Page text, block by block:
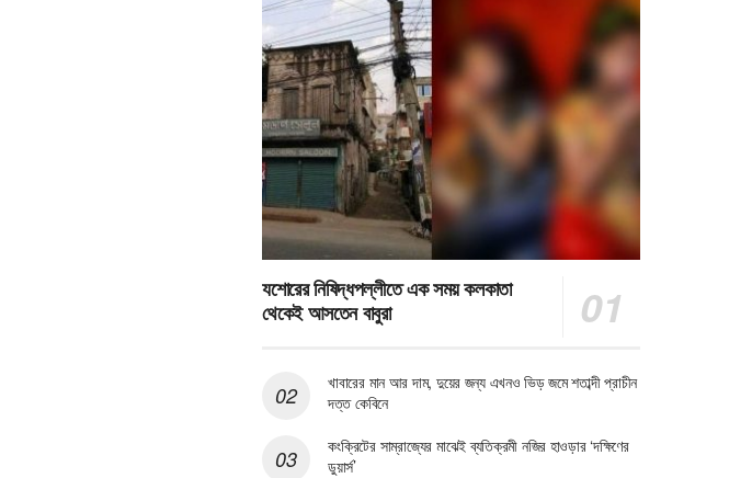
যশোরের নিষিদ্ধপল্লীতে এক সময় কলকাতা
থেকেই আসতেন বাবুরা
খাবারের মান আর দাম, দুয়ের জন্য এখনও ভিড় জমে শতাব্দী প্রাচীন
দত্ত কেবিনে
কংক্রিটের সাম্রাজ্যের মাঝেই ব্যতিক্রমী নজির হাওড়ার ‘দক্ষিণের
ডুয়ার্স’